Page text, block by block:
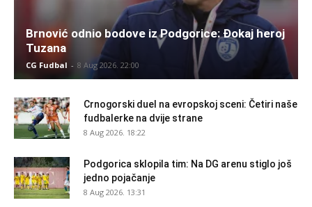
Brnović odnio bodove iz Podgorice: Đokaj heroj
Tuzana
CG Fudbal - 8 Aug 2026. 22:00
Crnogorski duel na evropskoj sceni: Četiri naše
fudbalerke na dvije strane
8 Aug 2026. 18:22
Podgorica sklopila tim: Na DG arenu stiglo još
jedno pojačanje
8 Aug 2026. 13:31